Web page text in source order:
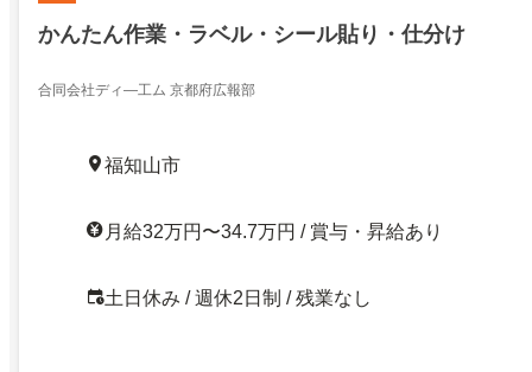
かんたん作業・ラベル・シール貼り・仕分け
合同会社ディ―工ム 京都府広報部
福知山市
月給32万円〜34.7万円 / 賞与・昇給あり
土日休み / 週休2日制 / 残業なし